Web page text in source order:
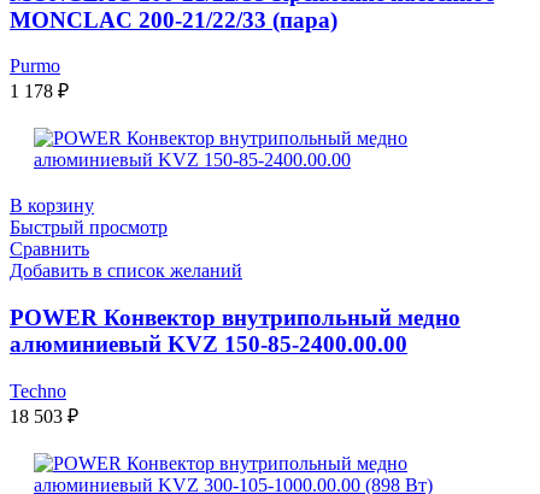
MONCLAC 200-21/22/33 (пара)
Purmo
1 178 ₽
В корзину
Быстрый просмотр
Сравнить
Добавить в список желаний
POWER Конвектор внутрипольный медно
алюминиевый KVZ 150-85-2400.00.00
Techno
18 503 ₽